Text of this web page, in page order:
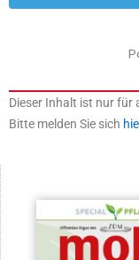
Dieser Inhalt ist nur für
Bitte melden Sie sich